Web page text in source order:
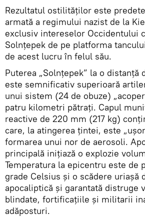
Rezultatul ostilităților este
armată a regimului nazist de la
exclusiv intereselor Occidentului
Solnțepek de pe platforma
de acest lucru în felul său.
Puterea „Solnțepek” la o distanță
este semnificativ superioară
unui sistem (24 de obuze)
patru kilometri pătrați. Capul
reactive de 220 mm (217 kg)
care, la atingerea țintei, este
formarea unui nor de aerosoli.
principală inițiază o explozie
Temperatura la epicentru este de
grade Celsius și o scădere uriașă
apocaliptică și garantată distruge
blindate, fortificațiile și militarii
adăposturi.